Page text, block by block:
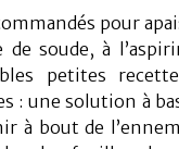
pour
de soude, à
petites
: une solution à
à bout de